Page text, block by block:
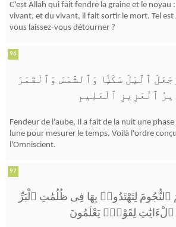
C'est Allah qui fait fendre la graine et le
vivant, et du vivant, il fait sortir le mort. Tel
vous laissez-vous détourner ?
96
ٱلَّيْلَ سَكَنًۭا وَٱلشَّمْسَ وَٱلْقَمَرَ
ٱلْعَزِيزِ ٱلْعَلِيمِ
Fendeur de l'aube, Il a fait de la nuit une
lune pour mesurer le temps. Voilà l'ordre
l'Omniscient.
97
لِتَهْتَدُوا۟ بِهَا فِى ظُلُمَٰتِ ٱلْبَرِّ
ٱلْءَايَٰتِ لِقَوْمٍۢ يَعْلَمُونَ